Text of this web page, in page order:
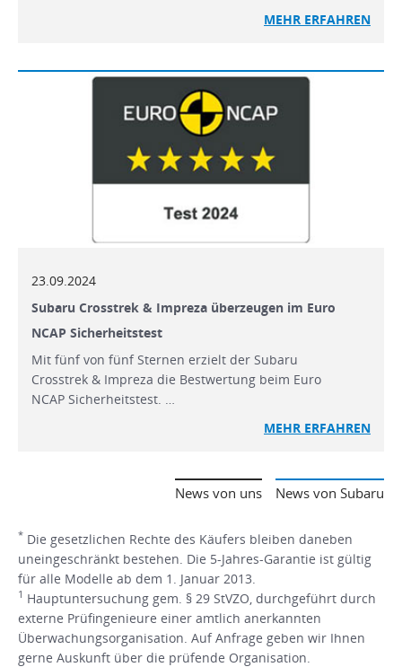
MEHR ERFAHREN
23.09.2024
Subaru Crosstrek & Impreza überzeugen im Euro
NCAP Sicherheitstest
Mit fünf von fünf Sternen erzielt der Subaru
Crosstrek & Impreza die Bestwertung beim Euro
NCAP Sicherheitstest. …
MEHR ERFAHREN
News von Subaru
News von uns
* Die gesetzlichen Rechte des Käufers bleiben daneben
uneingeschränkt bestehen. Die 5-Jahres-Garantie ist gültig
für alle Modelle ab dem 1. Januar 2013.
1 Hauptuntersuchung gem. § 29 StVZO, durchgeführt durch
externe Prüfingenieure einer amtlich anerkannten
Überwachungsorganisation. Auf Anfrage geben wir Ihnen
gerne Auskunft über die prüfende Organisation.